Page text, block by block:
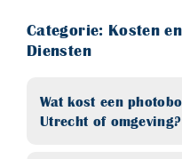
Categorie: Kosten
Diensten
Wat kost een
Utrecht of omgeving?